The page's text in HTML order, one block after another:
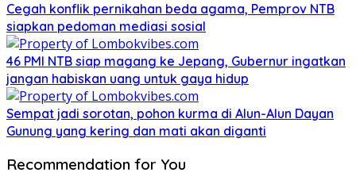
Cegah konflik pernikahan beda agama, Pemprov NTB
siapkan pedoman mediasi sosial
46 PMI NTB siap magang ke Jepang, Gubernur ingatkan
jangan habiskan uang untuk gaya hidup
Sempat jadi sorotan, pohon kurma di Alun-Alun Dayan
Gunung yang kering dan mati akan diganti
Recommendation for You